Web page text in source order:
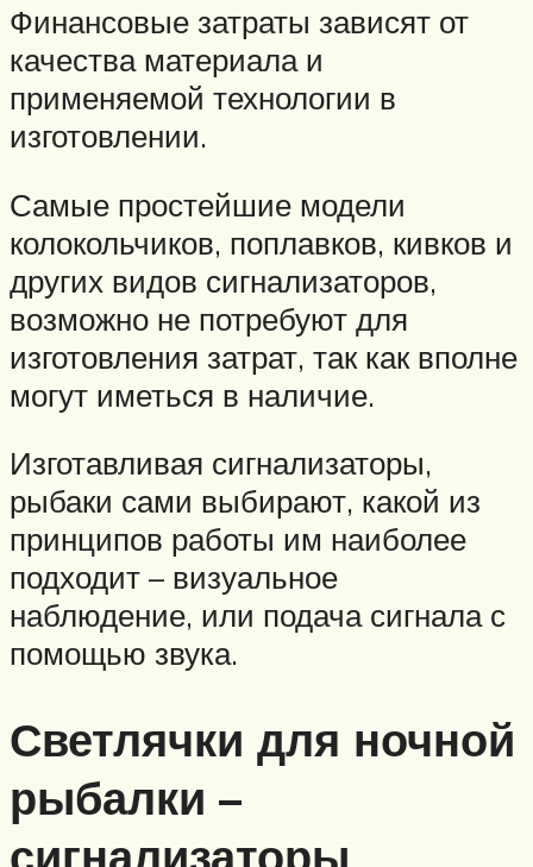
Финансовые затраты зависят от
качества материала и
применяемой технологии в
изготовлении.
Самые простейшие модели
колокольчиков, поплавков, кивков и
других видов сигнализаторов,
возможно не потребуют для
изготовления затрат, так как вполне
могут иметься в наличие.
Изготавливая сигнализаторы,
рыбаки сами выбирают, какой из
принципов работы им наиболее
подходит – визуальное
наблюдение, или подача сигнала с
помощью звука.
Светлячки для ночной
рыбалки –